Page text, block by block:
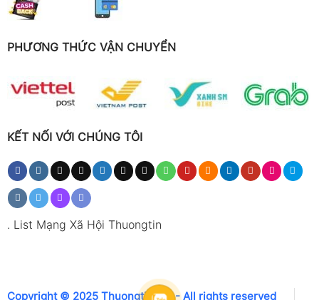
PHƯƠNG THỨC VẬN CHUYỂN
KẾT NỐI VỚI CHÚNG TÔI
. List Mạng Xã Hội Thuongtin
Copyright © 2025 Thuongtin.net - All rights reserved